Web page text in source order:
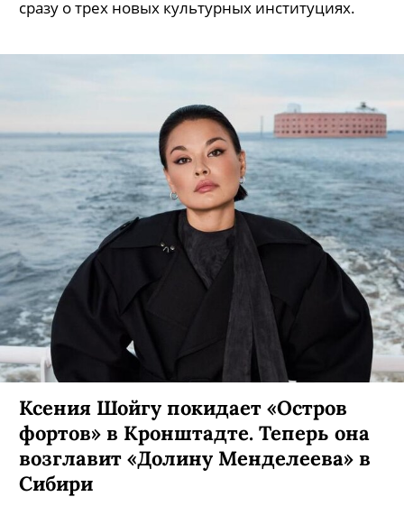
сразу о трех новых культурных институциях.
Ксения Шойгу покидает «Остров
фортов» в Кронштадте. Теперь она
возглавит «Долину Менделеева» в
Сибири